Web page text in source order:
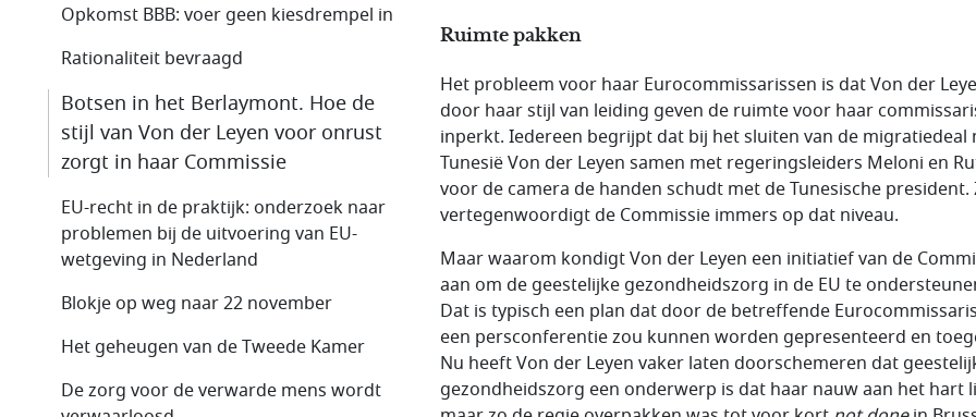
Ruimte pakken
Het probleem voor haar Eurocommissarissen is dat Von der
door haar stijl van leiding geven de ruimte voor haar
inperkt. Iedereen begrijpt dat bij het sluiten van de migratiedeal
Tunesië Von der Leyen samen met regeringsleiders Meloni en
voor de camera de handen schudt met de Tunesische president.
vertegenwoordigt de Commissie immers op dat niveau.
Maar waarom kondigt Von der Leyen een initiatief van de
aan om de geestelijke gezondheidszorg in de EU te
Dat is typisch een plan dat door de betreffende
een persconferentie zou kunnen worden gepresenteerd en
Nu heeft Von der Leyen vaker laten doorschemeren dat
gezondheidszorg een onderwerp is dat haar nauw aan het hart
Opkomst BBB: voer geen kiesdrempel in
Rationaliteit bevraagd
Botsen in het Berlaymont. Hoe de
stijl van Von der Leyen voor onrust
zorgt in haar Commissie
EU-recht in de praktijk: onderzoek naar
problemen bij de uitvoering van EU-
wetgeving in Nederland
Blokje op weg naar 22 november
Het geheugen van de Tweede Kamer
De zorg voor de verwarde mens wordt